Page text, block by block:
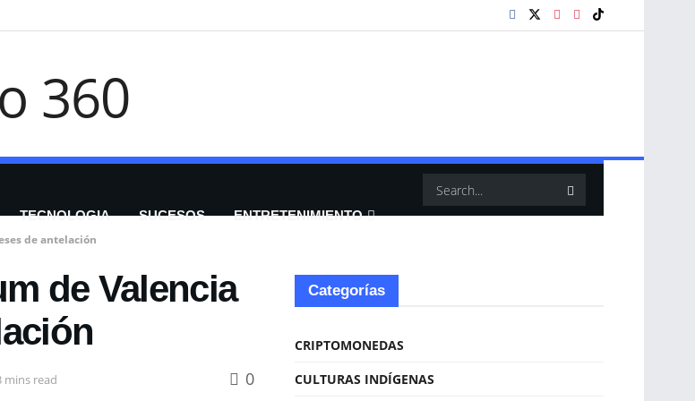
TECNOLOGIA SUCESOS
ENTRETENIMIENTO
de antelación
de Valencia
mins read 0
Categorías
CRIPTOMONEDAS
CULTURAS INDÍGENAS